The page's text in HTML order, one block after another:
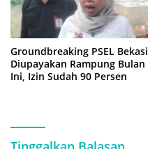
Groundbreaking PSEL Bekasi
Diupayakan Rampung Bulan
Ini, Izin Sudah 90 Persen